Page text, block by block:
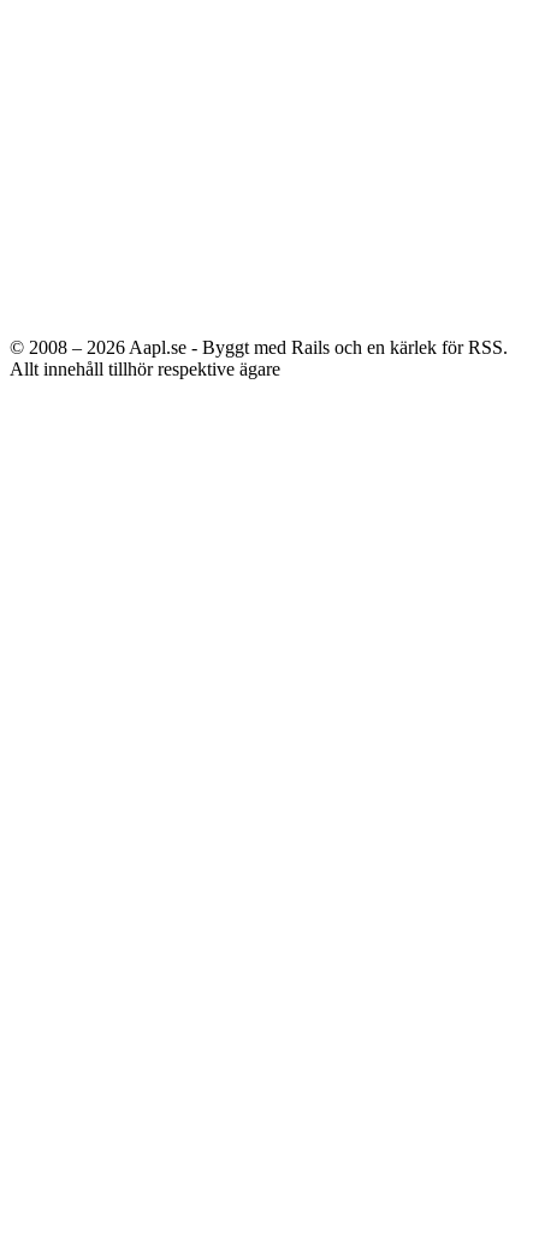
© 2008 – 2026 Aapl.se - Byggt med Rails och en kärlek för RSS.
Allt innehåll tillhör respektive ägare